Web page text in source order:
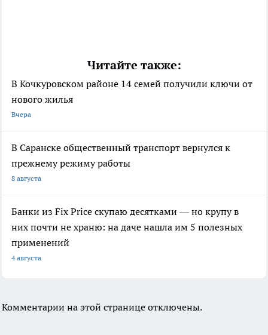
Читайте также:
В Кочкуровском районе 14 семей получили ключи от
нового жилья
Вчера
В Саранске общественный транспорт вернулся к
прежнему режиму работы
8 августа
Банки из Fix Price скупаю десятками — но крупу в
них почти не храню: на даче нашла им 5 полезных
применений
4 августа
Комментарии на этой странице отключены.